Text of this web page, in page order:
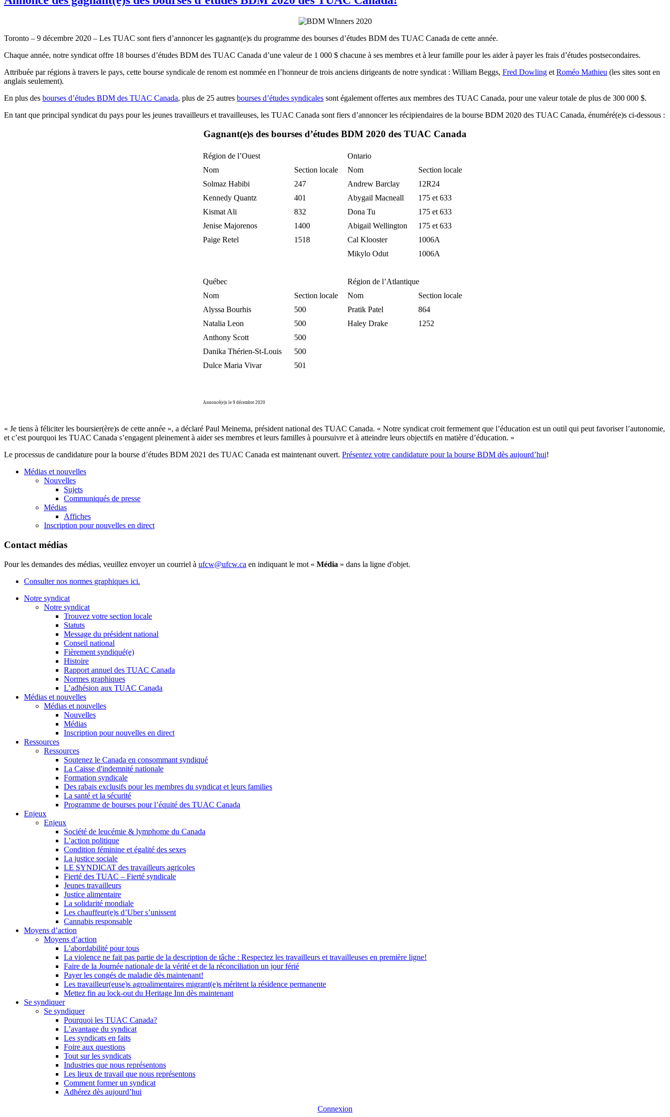
Toronto – 9 décembre 2020 – Les TUAC sont fiers d’annoncer les gagnant(e)s du programme des bourses d’études BDM des TUAC Canada de cette année.
Chaque année, notre syndicat offre 18 bourses d’études BDM des TUAC Canada d’une valeur de 1 000 $ chacune à ses membres et à leur famille pour les aider à payer les frais d’études postsecondaires.
Attribuée par régions à travers le pays, cette bourse syndicale de renom est nommée en l’honneur de trois anciens dirigeants de notre syndicat : William Beggs, Fred Dowling et Roméo Mathieu (les sites sont en
anglais seulement).
En plus des bourses d’études BDM des TUAC Canada, plus de 25 autres bourses d’études syndicales sont également offertes aux membres des TUAC Canada, pour une valeur totale de plus de 300 000 $.
En tant que principal syndicat du pays pour les jeunes travailleurs et travailleuses, les TUAC Canada sont fiers d’annoncer les récipiendaires de la bourse BDM 2020 des TUAC Canada, énuméré(e)s ci-dessous :
Gagnant(e)s des bourses d’études BDM 2020 des TUAC Canada
Région de l’Ouest
Ontario
Nom
Section locale Nom
Section locale
Solmaz Habibi
247 Andrew Barclay
12R24
Kennedy Quantz
401 Abygail Macneall
175 et 633
Kismat Ali
832 Dona Tu
175 et 633
Jenise Majorenos
1400 Abigail Wellington
175 et 633
Paige Retel
1518 Cal Klooster
1006A
Mikylo Odut
1006A
Québec
Région de l’Atlantique
Nom
Section locale Nom
Section locale
Alyssa Bourhis
500 Pratik Patel
864
Natalia Leon
500 Haley Drake
1252
Anthony Scott
500
Danika Thérien-St-Louis
500
Dulce Maria Vivar
501
Annoncé(e)s le 9 décembre 2020
« Je tiens à féliciter les boursier(ère)s de cette année », a déclaré Paul Meinema, président national des TUAC Canada. « Notre syndicat croit fermement que l’éducation est un outil qui peut favoriser l’autonomie,
et c’est pourquoi les TUAC Canada s’engagent pleinement à aider ses membres et leurs familles à poursuivre et à atteindre leurs objectifs en matière d’éducation. »
Le processus de candidature pour la bourse d’études BDM 2021 des TUAC Canada est maintenant ouvert. Présentez votre candidature pour la bourse BDM dès aujourd’hui!
Médias et nouvelles
Nouvelles
Sujets
Communiqués de presse
Médias
Affiches
Inscription pour nouvelles en direct
Contact médias
Pour les demandes des médias, veuillez envoyer un courriel à ufcw@ufcw.ca en indiquant le mot « Média » dans la ligne d'objet.
Consulter nos normes graphiques ici.
Notre syndicat
Notre syndicat
Trouvez votre section locale
Statuts
Message du président national
Conseil national
Fièrement syndiqué(e)
Histoire
Rapport annuel des TUAC Canada
Normes graphiques
L’adhésion aux TUAC Canada
Médias et nouvelles
Médias et nouvelles
Nouvelles
Médias
Inscription pour nouvelles en direct
Ressources
Ressources
Soutenez le Canada en consommant syndiqué
La Caisse d'indemnité nationale
Formation syndicale
Des rabais exclusifs pour les membres du syndicat et leurs families
La santé et la sécurité
Programme de bourses pour l’équité des TUAC Canada
Enjeux
Enjeux
Société de leucémie & lymphome du Canada
L’action politique
Condition féminine et égalité des sexes
La justice sociale
LE SYNDICAT des travailleurs agricoles
Fierté des TUAC – Fierté syndicale
Jeunes travailleurs
Justice alimentaire
La solidarité mondiale
Les chauffeur(e)s d’Uber s’unissent
Cannabis responsable
Moyens d’action
Moyens d’action
L’abordabilité pour tous
La violence ne fait pas partie de la description de tâche : Respectez les travailleurs et travailleuses en première ligne!
Faire de la Journée nationale de la vérité et de la réconciliation un jour férié
Payer les congés de maladie dès maintenant!
Les travailleur(euse)s agroalimentaires migrant(e)s méritent la résidence permanente
Mettez fin au lock-out du Heritage Inn dès maintenant
Se syndiquer
Se syndiquer
Pourquoi les TUAC Canada?
L’avantage du syndicat
Les syndicats en faits
Foire aux questions
Tout sur les syndicats
Industries que nous représentons
Les lieux de travail que nous représentons
Comment former un syndicat
Adhérez dès aujourd’hui
Connexion